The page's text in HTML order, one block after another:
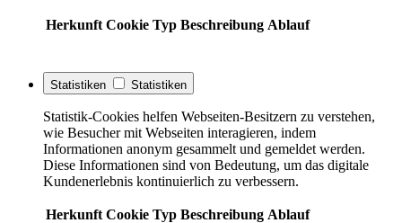
Herkunft Cookie Typ Beschreibung Ablauf
Statistiken Statistiken
Statistik-Cookies helfen Webseiten-Besitzern zu verstehen,
wie Besucher mit Webseiten interagieren, indem
Informationen anonym gesammelt und gemeldet werden.
Diese Informationen sind von Bedeutung, um das digitale
Kundenerlebnis kontinuierlich zu verbessern.
Herkunft Cookie Typ Beschreibung Ablauf